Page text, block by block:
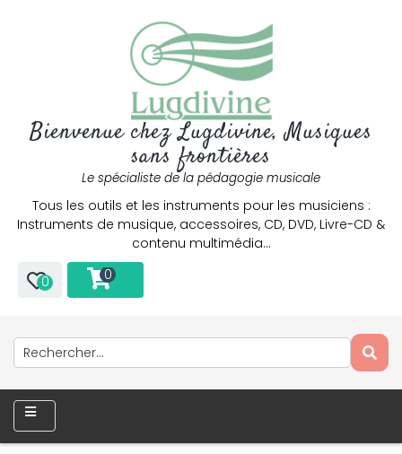
Bienvenue chez Lugdivine, Musiques
sans frontières
Le spécialiste de la pédagogie musicale
Tous les outils et les instruments pour les musiciens :
Instruments de musique, accessoires, CD, DVD, Livre-CD &
contenu multimédia…
0 0